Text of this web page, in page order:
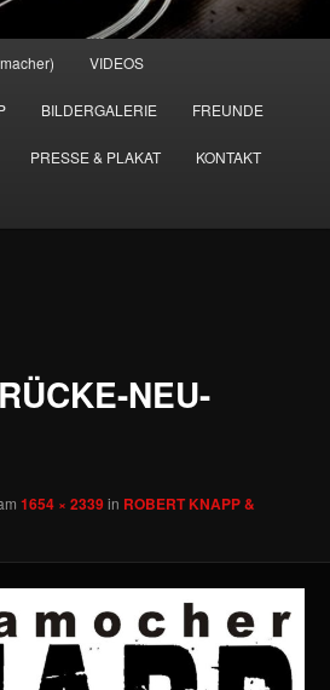
VIDEOS
BILDERGALERIE FREUNDE
PRESSE & PLAKAT KONTAKT
NEU-
1654 × 2339in ROBERT KNAPP &